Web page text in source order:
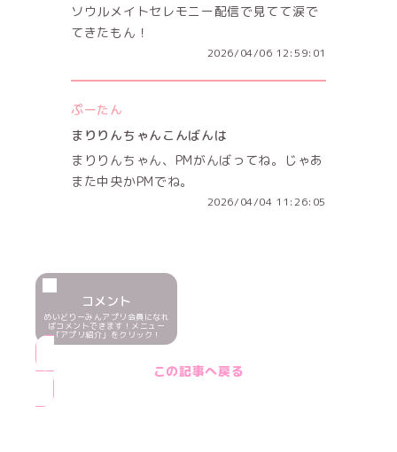
ソウルメイトセレモニー配信で見てて涙で
てきたもん！
2026/04/06 12:59:01
ぷーたん
まりりんちゃんこんばんは
まりりんちゃん、PMがんばってね。じゃあ
また中央かPMでね。
2026/04/04 11:26:05
コメント
めいどりーみんアプリ会員になれ
ばコメントできます！メニュー
「アプリ紹介」をクリック！
この記事へ戻る